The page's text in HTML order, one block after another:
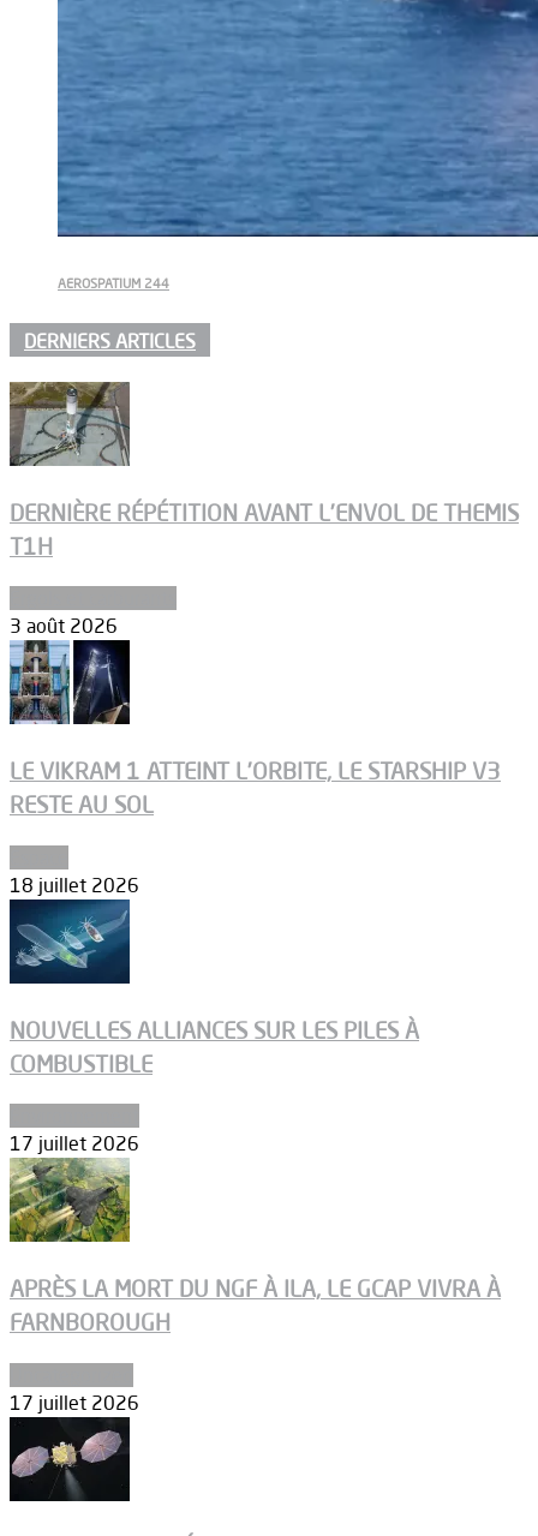
AEROSPATIUM 244
DERNIERS ARTICLES
DERNIÈRE RÉPÉTITION AVANT L’ENVOL DE THEMIS
T1H
3 août 2026
LE VIKRAM 1 ATTEINT L’ORBITE, LE STARSHIP V3
RESTE AU SOL
18 juillet 2026
NOUVELLES ALLIANCES SUR LES PILES À
COMBUSTIBLE
17 juillet 2026
APRÈS LA MORT DU NGF À ILA, LE GCAP VIVRA À
FARNBOROUGH
17 juillet 2026